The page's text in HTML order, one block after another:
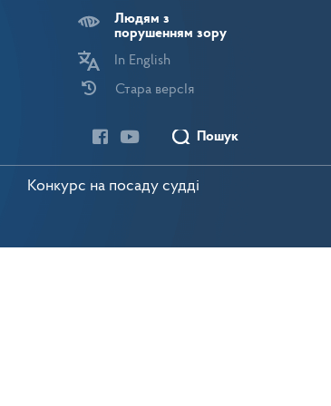
Людям з
порушенням зору
In English
Стара версІя
Пошук
Конкурс на посаду судді